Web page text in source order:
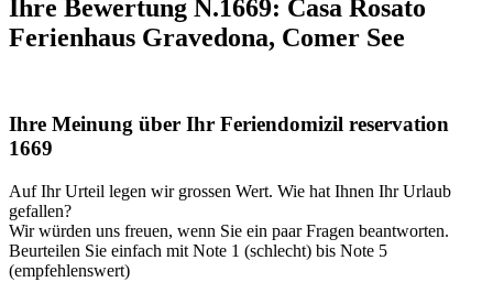
Ihre Bewertung N.1669: Casa Rosato
Ferienhaus Gravedona, Comer See
Ihre Meinung über Ihr Feriendomizil reservation
1669
Auf Ihr Urteil legen wir grossen Wert. Wie hat Ihnen Ihr Urlaub
gefallen?
Wir würden uns freuen, wenn Sie ein paar Fragen beantworten.
Beurteilen Sie einfach mit Note 1 (schlecht) bis Note 5
(empfehlenswert)